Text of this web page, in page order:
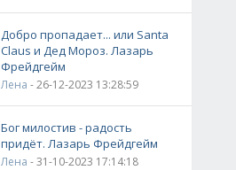
Добро пропадает... или Santa
Claus и Дед Мороз. Лазарь
Фрейдгейм
Лена - 26-12-2023 13:28:59
Бог милостив - радость
придёт. Лазарь Фрейдгейм
Лена - 31-10-2023 17:14:18